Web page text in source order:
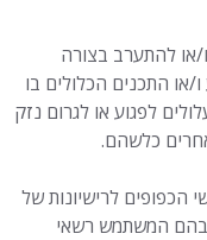
או להתערב בצורה
או התכנים הכלולים בו
לפגוע או לגרום נזק
כלשהם.
הכפופים לרישיונות של
בהם המשתמש רשאי